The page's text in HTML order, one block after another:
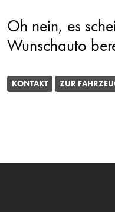
Oh nein, es
Wunschauto
KONTAKT ZUR